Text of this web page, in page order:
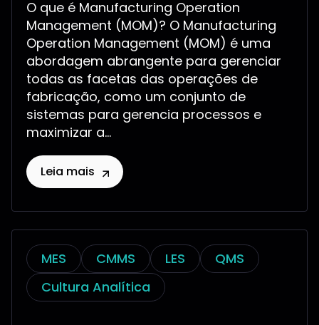
O que é Manufacturing Operation
Management (MOM)? O Manufacturing
Operation Management (MOM) é uma
abordagem abrangente para gerenciar
todas as facetas das operações de
fabricação, como um conjunto de
sistemas para gerencia processos e
maximizar a...
Leia mais
MES CMMS LES
QMS
Cultura Analítica